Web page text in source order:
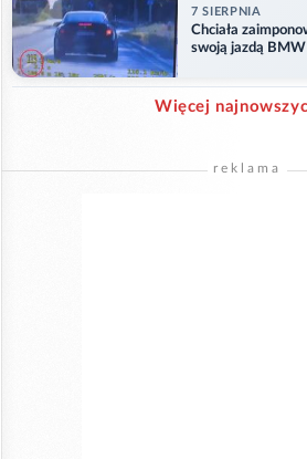
7 SIERPNIA
Chciała
swoją jazdą BMW
Więcej
reklama